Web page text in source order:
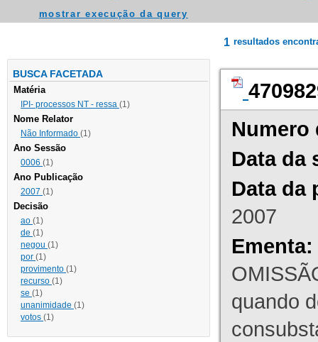
mostrar execução da query
BUSCA FACETADA
Matéria
IPI- processos NT - ressa (1)
Nome Relator
Não Informado (1)
Ano Sessão
0006 (1)
Ano Publicação
2007 (1)
Decisão
ao (1)
de (1)
negou (1)
por (1)
provimento (1)
recurso (1)
se (1)
unanimidade (1)
votos (1)
1 resultados
Numero
Data da
Data da
2007
Ementa:
quando